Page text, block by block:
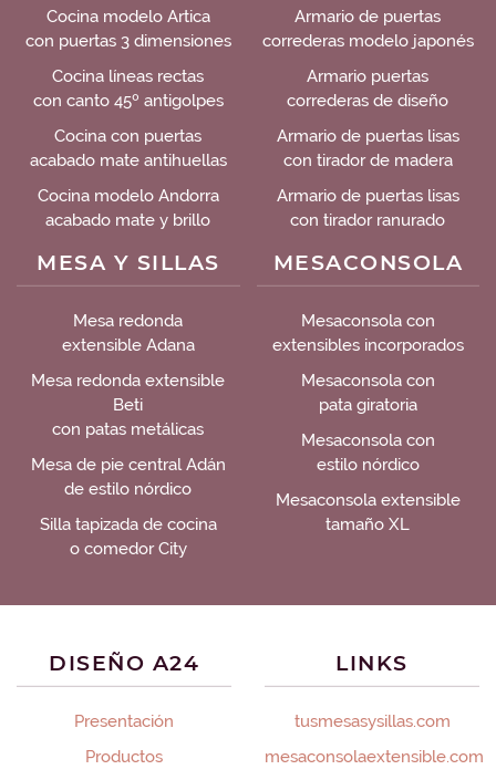
Cocina modelo Artica
con puertas 3 dimensiones
Cocina líneas rectas
con canto 45º antigolpes
Cocina con puertas
acabado mate antihuellas
Cocina modelo Andorra
acabado mate y brillo
Armario de puertas
correderas modelo japonés
Armario puertas
correderas de diseño
Armario de puertas lisas
con tirador de madera
Armario de puertas lisas
con tirador ranurado
MESA Y SILLAS
Mesa redonda
extensible Adana
Mesa redonda extensible
Beti
con patas metálicas
Mesa de pie central Adán
de estilo nórdico
Silla tapizada de cocina
o comedor City
MESACONSOLA
Mesaconsola con
extensibles incorporados
Mesaconsola con
pata giratoria
Mesaconsola con
estilo nórdico
Mesaconsola extensible
tamaño XL
DISEÑO A24
Presentación
Productos
LINKS
tusmesasysillas.com
mesaconsolaextensible.com